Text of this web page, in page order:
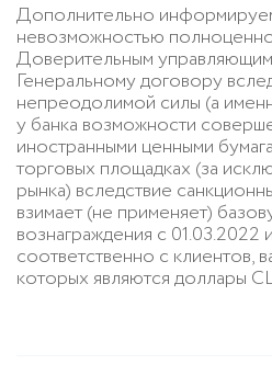
Дополнительно
невозможностью
Доверительным
Генеральному договору
непреодолимой силы (а
у банка возможности
иностранными ценными
торговых площадках (за
рынка) вследствие
взимает (не применяет)
вознаграждения с 01.03.2022
соответственно с клиентов,
которых являются доллары